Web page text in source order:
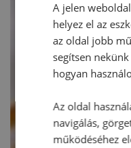
A jelen
helyez el az
az oldal jobb
segítsen
hogyan
Az oldal
navigálás,
működéséhez